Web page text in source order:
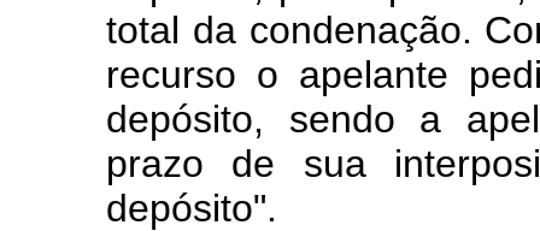
total da condenação.
recurso o apelante
depósito, sendo a
prazo de sua
depósito".